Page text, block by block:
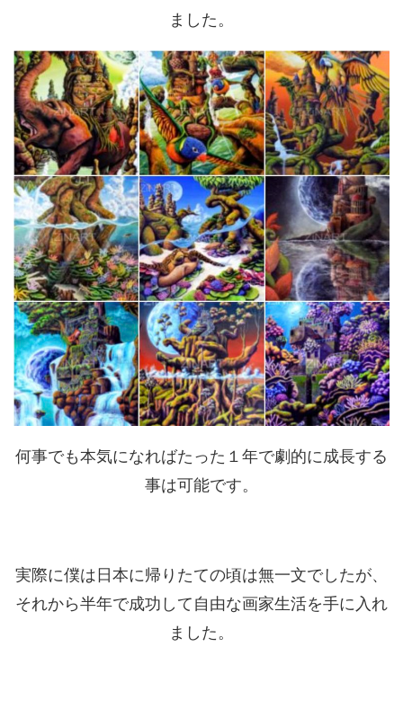
ました。
何事でも本気になればたった１年で劇的に成長する
事は可能です。
実際に僕は日本に帰りたての頃は無一文でしたが、
それから半年で成功して自由な画家生活を手に入れ
ました。